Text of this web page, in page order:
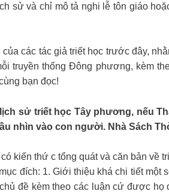
sử và chỉ mô tả nghi lễ tôn giáo
các tác giả triết học trước đây,
truyền thống Đông phương, kèm
bạn đọc!
sử triết học Tây phương, nếu
nhìn vào con người. Nhà Sách
kiến thứ c tổng quát và căn bản về
đích: 1. Giới thiệu khá chi tiết một
đề kèm theo các luận cứ được